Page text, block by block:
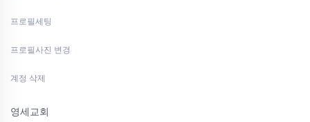
프로필세팅
프로필사진 변경
계정 삭제
영세교회